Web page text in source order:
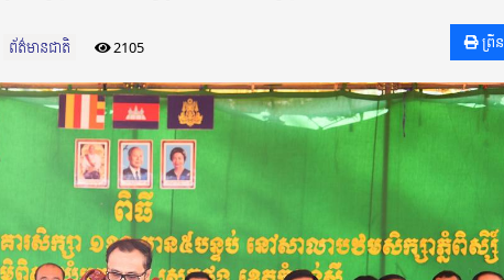
ព័ត៌មានជាតិ 2105 ព្រីន